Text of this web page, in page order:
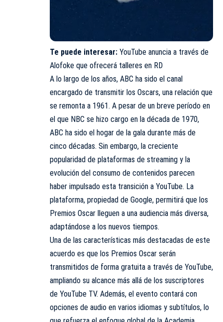
Te puede interesar: YouTube anuncia a través de
Alofoke que ofrecerá talleres en RD
A lo largo de los años, ABC ha sido el canal
encargado de transmitir los Oscars, una relación que
se remonta a 1961. A pesar de un breve período en
el que NBC se hizo cargo en la década de 1970,
ABC ha sido el hogar de la gala durante más de
cinco décadas. Sin embargo, la creciente
popularidad de plataformas de streaming y la
evolución del consumo de contenidos parecen
haber impulsado esta transición a YouTube. La
plataforma, propiedad de Google, permitirá que los
Premios Oscar lleguen a una audiencia más diversa,
adaptándose a los nuevos tiempos.
Una de las características más destacadas de este
acuerdo es que los Premios Oscar serán
transmitidos de forma gratuita a través de YouTube,
ampliando su alcance más allá de los suscriptores
de YouTube TV. Además, el evento contará con
opciones de audio en varios idiomas y subtítulos, lo